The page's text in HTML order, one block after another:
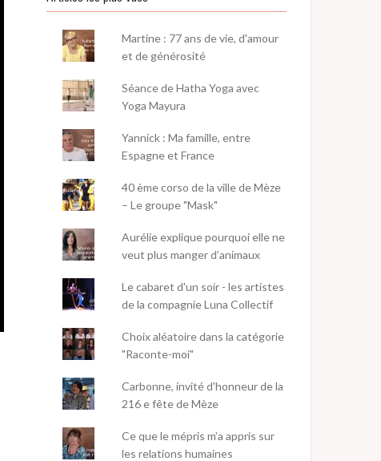
Martine : 77 ans de vie, d'amour
et de générosité
Séance de Hatha Yoga avec
Yoga Mayura
Yannick : Ma famille, entre
Espagne et France
40 ème corso de la ville de Mèze
– Le groupe "Mask"
Aurélie explique pourquoi elle ne
veut plus manger d’animaux
Le cabaret d'un soir - les artistes
de la compagnie Luna Collectif
Choix aléatoire dans la catégorie
"Raconte-moi"
Carbonne, invité d'honneur de la
216 e fête de Mèze
Ce que le mépris m’a appris sur
les relations humaines